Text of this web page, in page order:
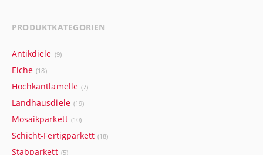
PRODUKTKATEGORIEN
Antikdiele (9)
Eiche (18)
Hochkantlamelle (7)
Landhausdiele (19)
Mosaikparkett (10)
Schicht-Fertigparkett (18)
Stabparkett (5)